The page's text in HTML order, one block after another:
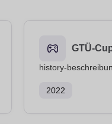
GTÜ-
history-
2022